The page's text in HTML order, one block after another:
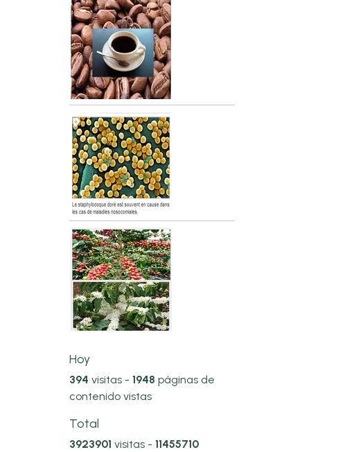
Hoy
394 visitas - 1948 páginas de
contenido vistas
Total
3923901 visitas - 11455710